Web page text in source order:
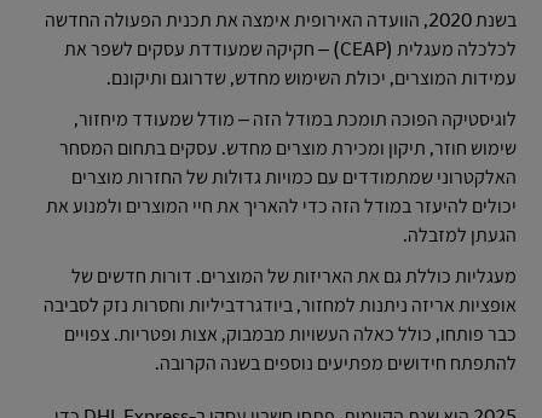
בשנת 2020, הוועדה האירופית אימצה את תכנית הפעולה החדשה
לכלכלה מעגלית (CEAP) – חקיקה שמעודדת עסקים לשפר את
עמידות המוצרים, יכולת השימוש מחדש, שדרוגם ותיקונם.
לוגיסטיקה הפוכה תומכת במודל הזה – מודל שמעודד מיחזור,
שימוש חוזר, תיקון ומכירת מוצרים מחדש. עסקים בתחום המסחר
האלקטרוני שמתמודדים עם כמויות גדולות של החזרות מוצרים
יכולים להיעזר במודל הזה כדי להאריך את חיי המוצרים ולמנוע את
הגעתן למזבלה.
מעגליות כוללת גם את האריזות של המוצרים. דורות חדשים של
אופציות אריזה ניתנות למחזור, ביודגרדביליות וחסרות נזק לסביבה
כבר פותחו, כולל כאלה העשויות מבמבוק, אצות ופטריות. צפויים
להתפתח חידושים מפתיעים נוספים בשנה הקרובה.